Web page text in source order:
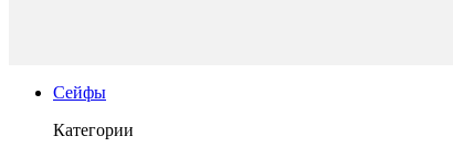
Сейфы
Категории